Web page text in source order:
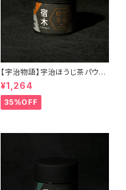
【宇治物語】宇治ほうじ茶パウダ
ー「宿木」＜在庫一掃セール！＞
¥1,264
35%OFF